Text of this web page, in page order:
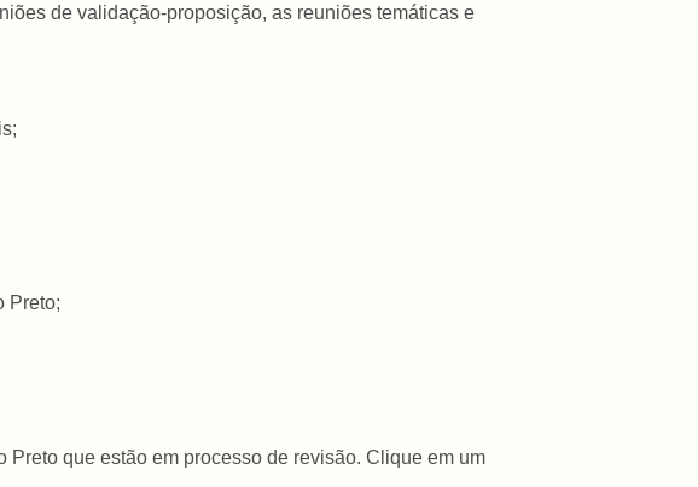
de validação-proposição, as reuniões temáticas e
Preto;
que estão em processo de revisão. Clique em um